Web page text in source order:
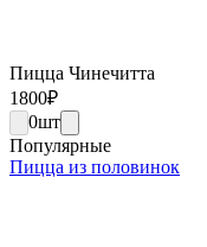
Пицца Чинечитта
1800₽
0шт
Популярные
Пицца из половинок